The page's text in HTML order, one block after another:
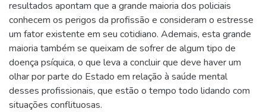
resultados apontam que a grande maioria dos policiais
conhecem os perigos da profissão e consideram o estresse
um fator existente em seu cotidiano. Ademais, esta grande
maioria também se queixam de sofrer de algum tipo de
doença psíquica, o que leva a concluir que deve haver um
olhar por parte do Estado em relação à saúde mental
desses profissionais, que estão o tempo todo lidando com
situações conflituosas.